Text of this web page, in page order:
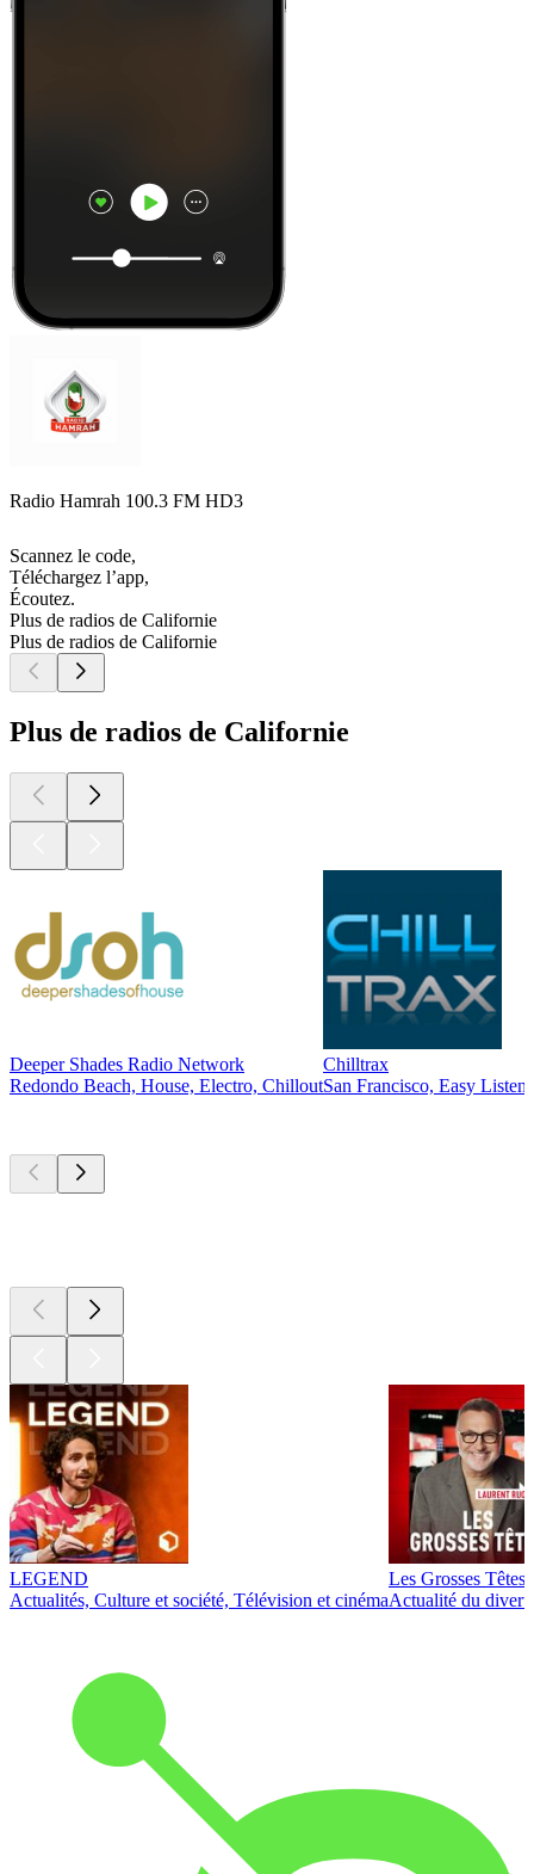
Radio Hamrah 100.3 FM HD3
Scannez le code,
Téléchargez l’app,
Écoutez.
Plus de radios de Californie
Plus de radios de Californie
Plus de radios de Californie
Deeper Shades Radio Network
Redondo Beach, House, Electro, Chillout
Chilltrax
San Francisco, Easy
LEGEND
Actualités, Culture et société, Télévision et cinéma
Les Grosses Têtes
Actualité du